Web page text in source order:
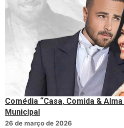
Comédia “Casa, Comida &
Municipal
26 de março de 2026